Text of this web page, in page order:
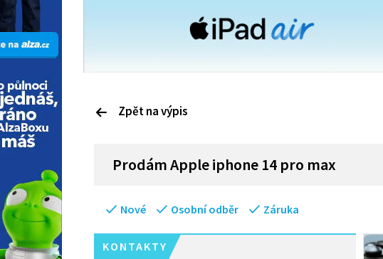
Zpět na výpis
ProdámApple iphone 14 pro max
Nové Osobní odběr Záruka
KONTAKTY